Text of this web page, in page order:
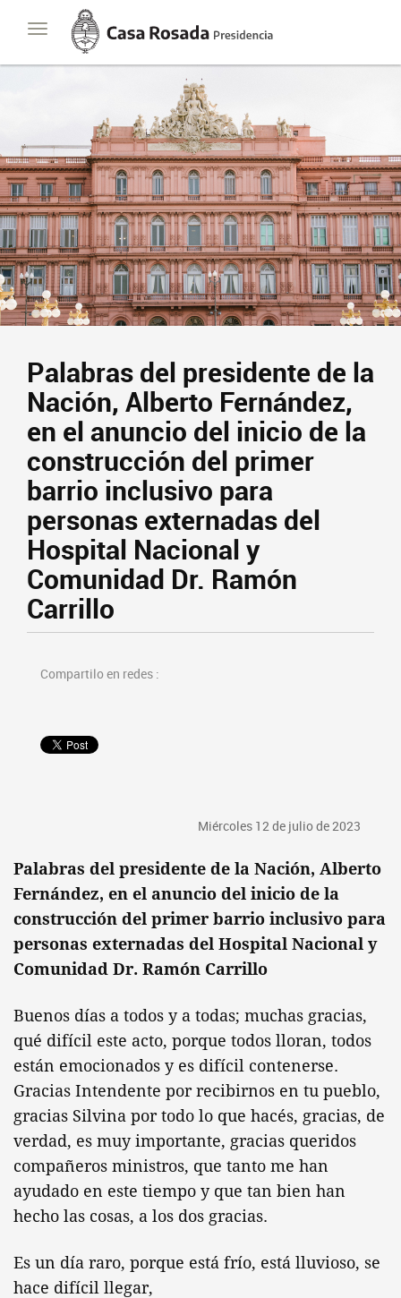
Toggle
navigation
Casa
Rosada
Presidencia
de
Palabras del presidente de la
Nación, Alberto Fernández,
en el anuncio del inicio de la
construcción del primer
barrio inclusivo para
personas externadas del
Hospital Nacional y
Comunidad Dr. Ramón
Carrillo
Compartilo en redes :
Miércoles 12 de julio de 2023
Palabras del presidente de la Nación, Alberto
Fernández, en el anuncio del inicio de la
construcción del primer barrio inclusivo para
personas externadas del Hospital Nacional y
Comunidad Dr. Ramón Carrillo
Buenos días a todos y a todas; muchas gracias,
qué difícil este acto, porque todos lloran, todos
están emocionados y es difícil contenerse.
Gracias Intendente por recibirnos en tu pueblo,
gracias Silvina por todo lo que hacés, gracias, de
verdad, es muy importante, gracias queridos
compañeros ministros, que tanto me han
ayudado en este tiempo y que tan bien han
hecho las cosas, a los dos gracias.
Es un día raro, porque está frío, está lluvioso, se
hace difícil llegar,